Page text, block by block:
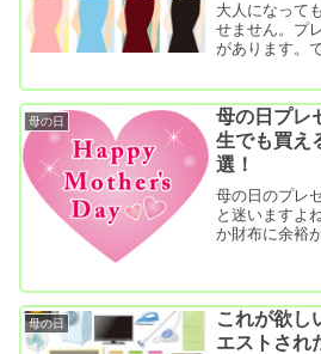
大人になって
せません。プ
があります。
選べるんです
洋服を考えて
め商品やブラ
母の日
母の日プレ
生でも買え
選！
母の日のプレ
と迷いますよ
か財布に余裕
を贈るほどの
生でも手が届
ゼント候補を
母の日
これが欲し
エストされ